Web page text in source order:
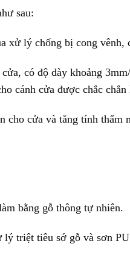
sau:
lý chống bị cong vênh,
có độ dày khoảng
cánh cửa được chắc chắn
cửa và tăng tính thẩm
bằng gỗ thông tự nhiên.
triệt tiêu sớ gỗ và sơn